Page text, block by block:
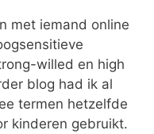
met iemand online
willed en high
blog had ik al
termen hetzelfde
kinderen gebruikt.